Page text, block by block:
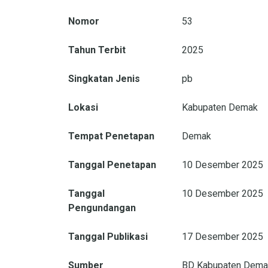
Nomor 53
Tahun Terbit 2025
Singkatan Jenis pb
Lokasi Kabupaten Demak
Tempat Penetapan Demak
Tanggal Penetapan 10 Desember 2025
Tanggal
Pengundangan
10 Desember 2025
Tanggal Publikasi 17 Desember 2025
Sumber BD Kabupaten